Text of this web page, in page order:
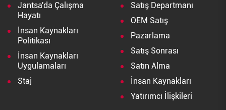
Jantsa'da Çalışma
Hayatı
İnsan Kaynakları
Politikası
İnsan Kaynakları
Uygulamaları
Staj
Satış Departmanı
OEM Satış
Pazarlama
Satış Sonrası
Satın Alma
İnsan Kaynakları
Yatırımcı İlişkileri